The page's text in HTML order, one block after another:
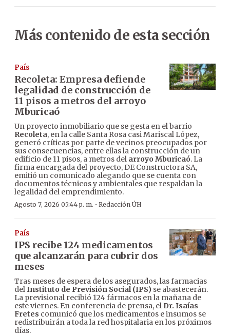
Más contenido de esta sección
País
Recoleta: Empresa defiende
legalidad de construcción de
11 pisos a metros del arroyo
Mburicaó
Un proyecto inmobiliario que se gesta en el barrio
Recoleta, en la calle Santa Rosa casi Mariscal López,
generó críticas por parte de vecinos preocupados por
sus consecuencias, entre ellas la construcción de un
edificio de 11 pisos, a metros del arroyo Mburicaó. La
firma encargada del proyecto, DE Constructora SA,
emitió un comunicado alegando que se cuenta con
documentos técnicos y ambientales que respaldan la
legalidad del emprendimiento.
Agosto 7, 2026 05:44 p. m. · Redacción ÚH
País
IPS recibe 124 medicamentos
que alcanzarán para cubrir dos
meses
Tras meses de espera de los asegurados, las farmacias
delInstituto de Previsión Social (IPS) se abastecerán.
La previsional recibió 124 fármacos en la mañana de
este viernes. En conferencia de prensa, el Dr. Isaías
Fretes comunicó que los medicamentos e insumos se
redistribuirán a toda la red hospitalaria en los próximos
días.